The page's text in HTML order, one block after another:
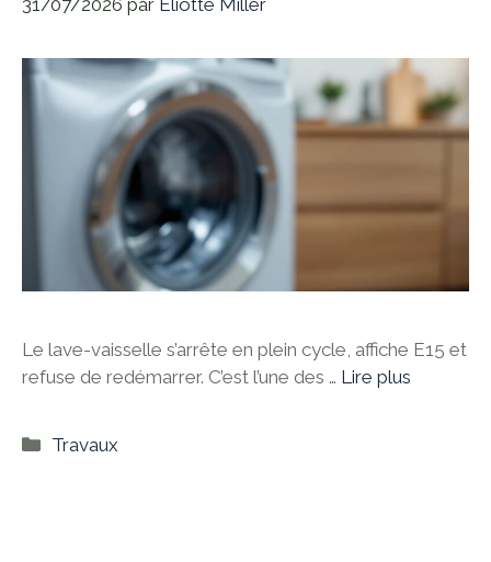
Le lave-vaisselle s’arrête en plein cycle, affiche E15 et
refuse de redémarrer. C’est l’une des … Lire plus
Catégories
Travaux